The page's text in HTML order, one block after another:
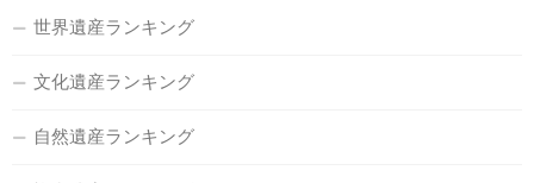
世界遺産ランキング
文化遺産ランキング
自然遺産ランキング